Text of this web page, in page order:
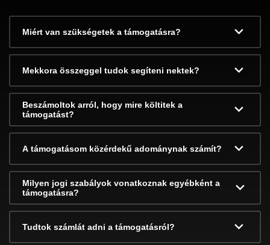
Miért van szükségetek a támogatásra?
Mekkora összeggel tudok segíteni nektek?
Beszámoltok arról, hogy mire költitek a
támogatást?
A támogatásom közérdekű adománynak számít?
Milyen jogi szabályok vonatkoznak egyébként a
támogatásra?
Tudtok számlát adni a támogatásról?